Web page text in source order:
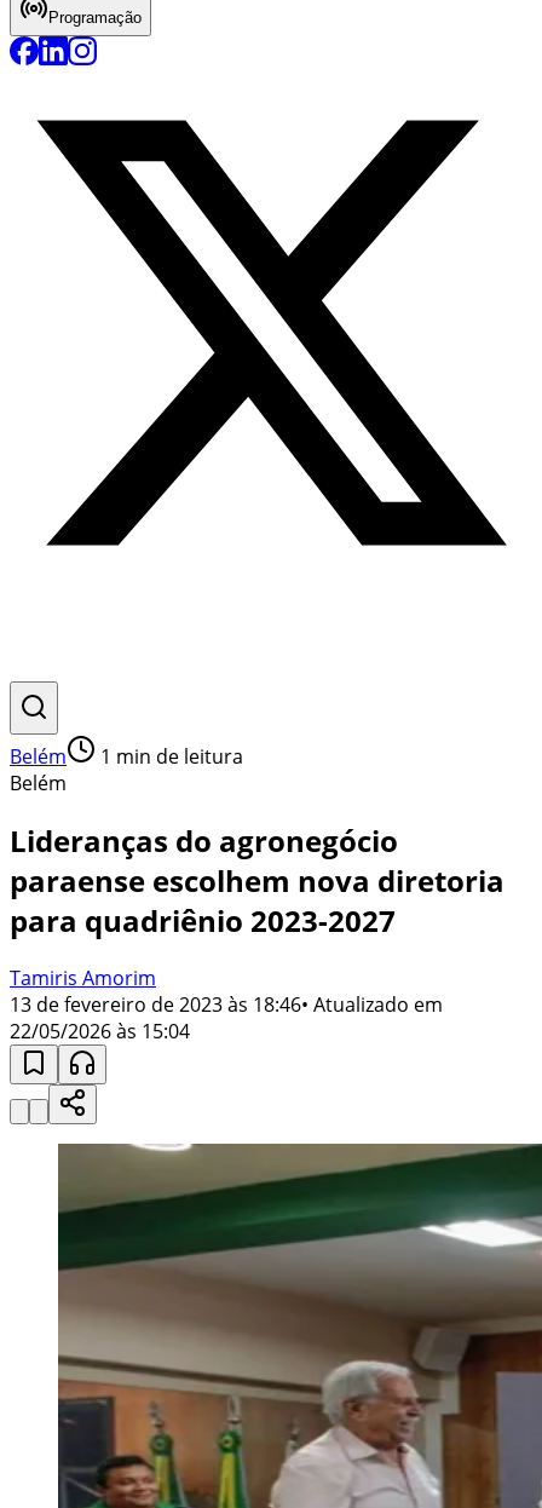
Programação
Belém 1 min de leitura
Belém
Lideranças do agronegócio
paraense escolhem nova diretoria
para quadriênio 2023-2027
Tamiris Amorim
13 de fevereiro de 2023 às 18:46• Atualizado em
22/05/2026 às 15:04